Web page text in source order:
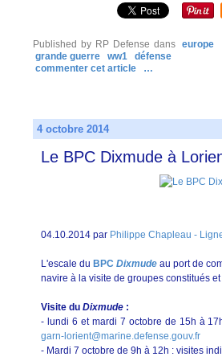
Published by RP Defense dans europe
grande guerre
ww1
défense
commenter cet article
…
4 octobre 2014
Le BPC Dixmude à
04.10.2014 par Philippe Chapleau -
L'escale du BPCDixmude au port de
navire à la visite de groupes constitués
Visite du Dixmude :
- lundi 6 et mardi 7 octobre de 15h à
garn-lorient@marine.defense.gouv.fr
- Mardi 7 octobre de 9h à 12h : visites